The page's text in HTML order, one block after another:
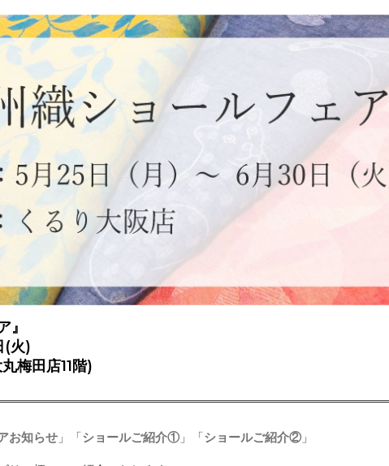
』
(火)
梅田店11階)
お知らせ 」「ショールご紹介① 」「ショールご紹介② 」